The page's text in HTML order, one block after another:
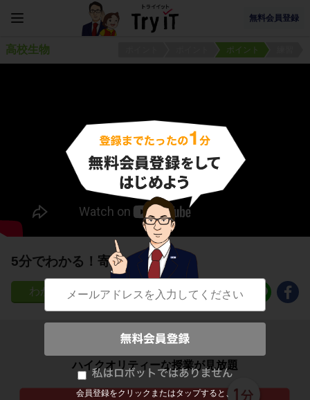
無料会員登録
会員登録をクリックまたはタップすると、
高校生物 ポイント
5分でわかる！寄生、片害作用
19
子どもの勉強から大人の学び直しまで
ハイクオリティーな授業が見放題